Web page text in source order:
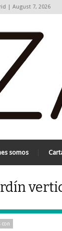
| August 7, 2026
somos
con